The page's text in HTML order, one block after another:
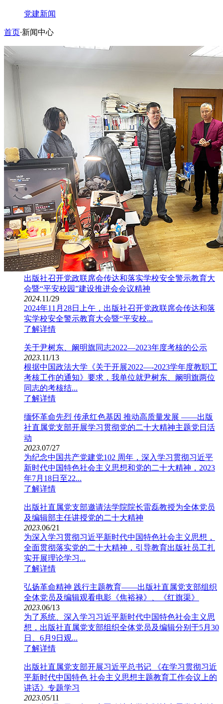
党建新闻
首页·新闻中心
出版社召开党政联席会传达和落实学校安全警示教育大
会暨“平安校园”建设推进会会议精神
2024.11/29
2024年11月28日上午，出版社召开党政联席会传达和落
实学校安全警示教育大会暨“平安校...
了解详情
关于尹树东、阚明旗同志2022—2023年度考核的公示
2023.11/13
根据中国政法大学《关于开展2022—-2023学年度教职工
考核工作的通知》要求，我单位就尹树东、阚明旗两位
同志的考核结...
了解详情
缅怀革命先烈 传承红色基因 推动高质量发展 ——出版
社直属党支部开展学习贯彻党的二十大精神主题党日活
动
2023.07/27
为纪念中国共产党建党102 周年，深入学习贯彻习近平
新时代中国特色社会主义思想和党的二十大精神，2023
年7月18日至22...
了解详情
出版社直属党支部邀请法学院院长雷磊教授为全体党员
及编辑部主任讲授党的二十大精神
2023.06/21
为深入学习贯彻习近平新时代中国特色社会主义思想，
全面贯彻落实党的二十大精神，引导教育出版社员工扎
实开展理论学习...
了解详情
弘扬革命精神 践行主题教育——出版社直属党支部组织
全体党员及编辑观看电影《焦裕禄》、《红旗渠》
2023.06/13
为了系统、深入学习习近平新时代中国特色社会主义思
想，出版社直属党支部组织全体党员及编辑分别于5月30
日、6月9日观...
了解详情
出版社直属党支部开展习近平总书记 《在学习贯彻习近
平新时代中国特色 社会主义思想主题教育工作会议上的
讲话》专题学习
2023.05/11